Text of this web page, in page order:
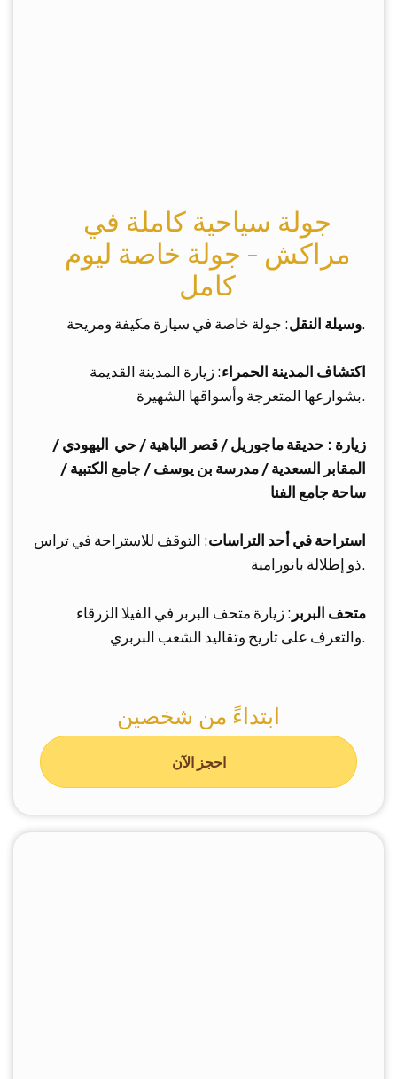
جولة سياحية كاملة في
مراكش - جولة خاصة ليوم
كامل
وسيلة النقل: جولة خاصة في سيارة مكيفة ومريحة.
اكتشاف المدينة الحمراء: زيارة المدينة القديمة
بشوارعها المتعرجة وأسواقها الشهيرة.
زيارة : حديقة ماجوريل /قصر الباهية / حي اليهودي /
المقابر السعدية /مدرسة بن يوسف / جامع الكتبية /
ساحة جامع الفنا
استراحة في أحد التراسات: التوقف للاستراحة في تراس
ذو إطلالة بانورامية.
متحف البربر : زيارة متحف البربر في الفيلا الزرقاء
والتعرف على تاريخ وتقاليد الشعب البربري.
ابتداءً من شخصين
احجز الآن